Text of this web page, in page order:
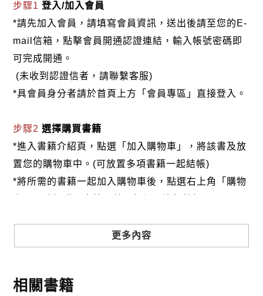
步驟1登入/加入會員
*請先加入會員，請填寫會員資訊，送出後請至您的E-
mail信箱，點擊會員開通認證連結，輸入帳號密碼即
可完成開通。
(未收到認證信者，請聯繫客服)
*具會員身分者請於首頁上方「會員專區」直接登入。
步驟2選擇購買書籍
*進入書籍介紹頁，點選「加入購物車」，將該書及放
置您的購物車中。(可放置多項書籍一起結帳)
*將所需的書籍一起加入購物車後，點選右上角「購物
2.銀行轉帳:選擇銀行轉帳時，請填寫您的銀行帳號後
更多內容
相關書籍